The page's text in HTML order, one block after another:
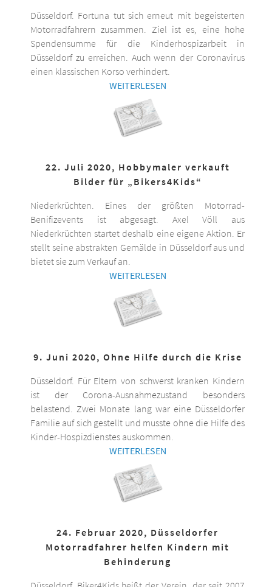
Düsseldorf. Fortuna tut sich erneut mit begeisterten
Motorradfahrern zusammen. Ziel ist es, eine hohe
Spendensumme für die Kinderhospizarbeit in
Düsseldorf zu erreichen. Auch wenn der Coronavirus
einen klassischen Korso verhindert.
WEITERLESEN
22. Juli 2020, Hobbymaler verkauft
Bilder für „Bikers4Kids“
Niederkrüchten. Eines der größten Motorrad-
Benifizevents ist abgesagt. Axel Völl aus
Niederkrüchten startet deshalb eine eigene Aktion. Er
stellt seine abstrakten Gemälde in Düsseldorf aus und
bietet sie zum Verkauf an.
WEITERLESEN
9. Juni 2020, Ohne Hilfe durch die Krise
Düsseldorf. Für Eltern von schwerst kranken Kindern
ist der Corona-Ausnahmezustand besonders
belastend. Zwei Monate lang war eine Düsseldorfer
Familie auf sich gestellt und musste ohne die Hilfe des
Kinder-Hospizdienstes auskommen.
WEITERLESEN
24. Februar 2020, Düsseldorfer
Motorradfahrer helfen Kindern mit
Behinderung